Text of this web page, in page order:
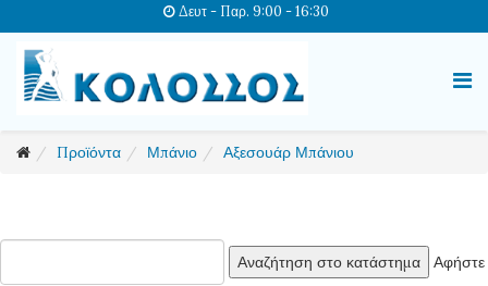
Δευτ - Παρ. 9:00 - 16:30
Προϊόντα Μπάνιο Αξεσουάρ Μπάνιου
Αφήστε